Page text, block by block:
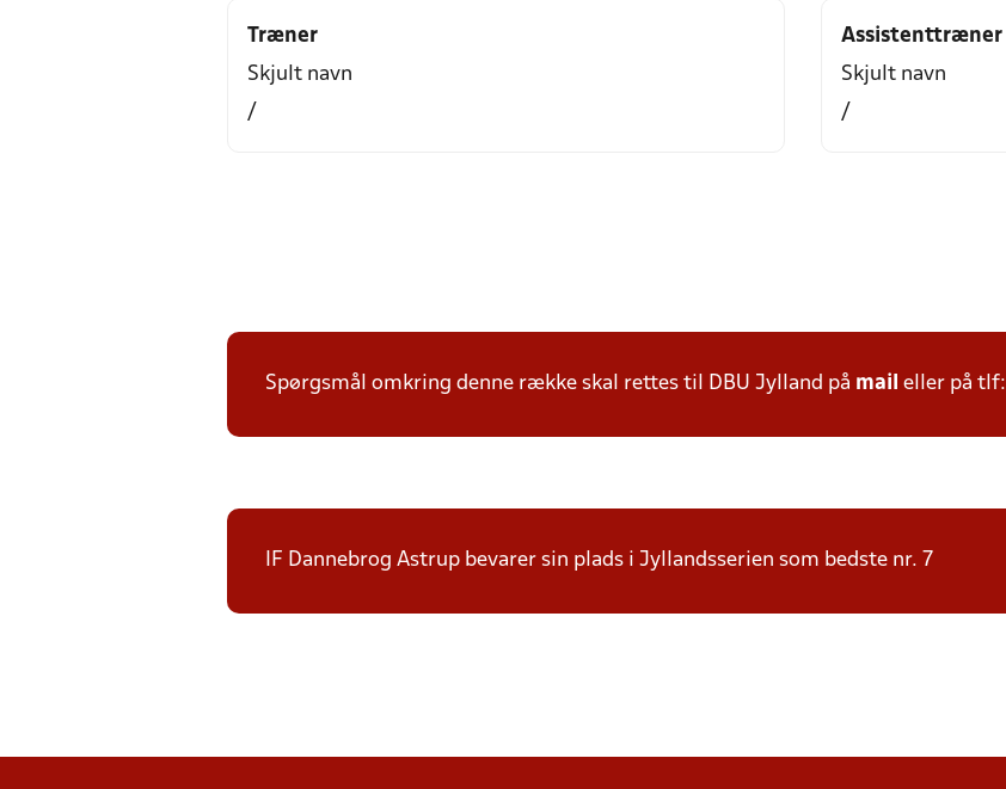
Træner
Skjult navn
/
Assistenttræner
Skjult navn
/
Spørgsmål omkring denne række skal rettes til DBU Jylland på mail eller på tlf:
IF Dannebrog Astrup bevarer sin plads i Jyllandsserien som bedste nr. 7